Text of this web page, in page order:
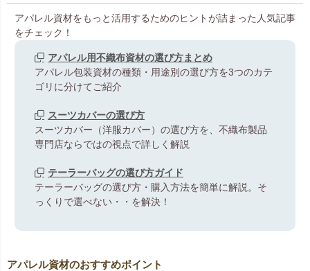
アパレル資材をもっと活用するためのヒントが詰まった人気記事
をチェック！
アパレル用不織布資材の選び方まとめ
アパレル包装資材の種類・用途別の選び方を3つのカテ
ゴリに分けてご紹介
スーツカバーの選び方
スーツカバー（洋服カバー）の選び方を、不織布製品
専門店ならではの視点で詳しく解説
テーラーバッグの選び方ガイド
テーラーバッグの選び方・購入方法を簡単に解説。そ
っくりで選べない・・を解決！
アパレル資材のおすすめポイント